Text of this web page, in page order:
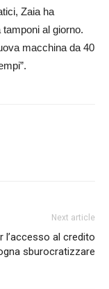
Zaia ha
al giorno.
macchina da 40
Next article
l’accesso al credito
sburocratizzare